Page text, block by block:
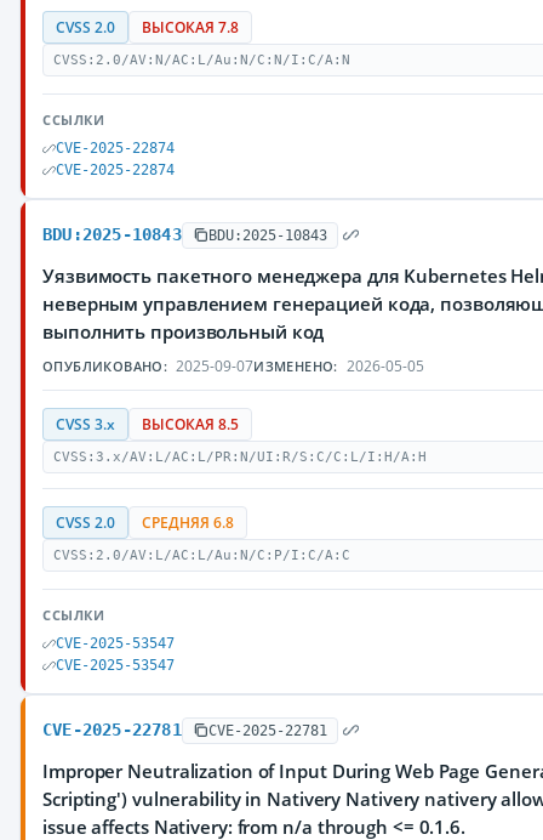
CVSS 2.0 ВЫСОКАЯ 7.8
CVSS:2.0/AV:N/AC:L/Au:N/C:N/I:C/A:N
ССЫЛКИ
CVE-2025-22874
CVE-2025-22874
BDU:2025-10843 BDU:2025-10843
Уязвимость пакетного менеджера для Kubernetes
неверным управлением генерацией кода,
выполнить произвольный код
ОПУБЛИКОВАНО: 2025-09-07ИЗМЕНЕНО: 2026-05-05
CVSS 3.x ВЫСОКАЯ 8.5
CVSS:3.x/AV:L/AC:L/PR:N/UI:R/S:C/C:L/I:H/A:H
CVSS 2.0 СРЕДНЯЯ 6.8
CVSS:2.0/AV:L/AC:L/Au:N/C:P/I:C/A:C
ССЫЛКИ
CVE-2025-53547
CVE-2025-53547
CVE-2025-22781 CVE-2025-22781
Improper Neutralization of Input During Web Page
Scripting') vulnerability in Nativery Nativery nativery
issue affects Nativery: from n/a through <= 0.1.6.